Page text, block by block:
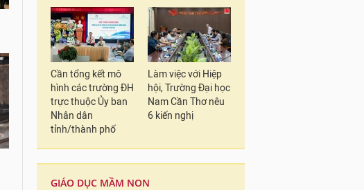
Cần tổng kết mô
hình các trường ĐH
trực thuộc Ủy ban
Nhân dân
tỉnh/thành phố
Làm việc với Hiệp
hội, Trường Đại học
Nam Cần Thơ nêu
6 kiến nghị
GIÁO DỤC MẦM NON